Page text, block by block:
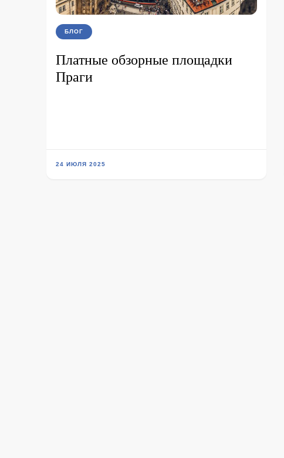
БЛОГ
Платные обзорные площадки
Праги
24 ИЮЛЯ 2025